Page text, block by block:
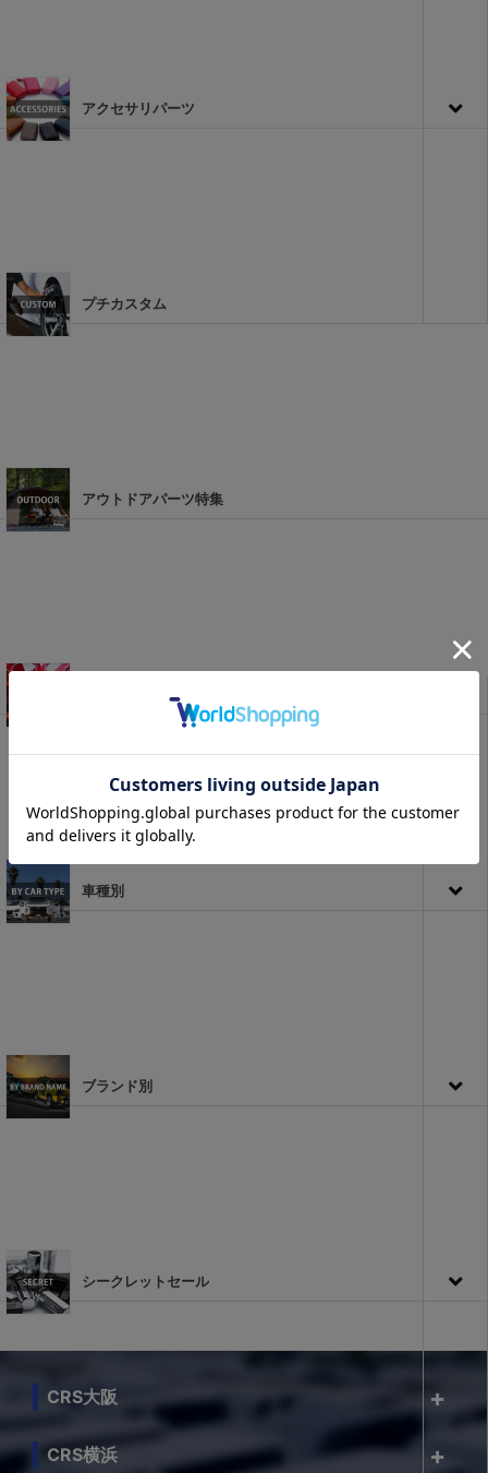
アクセサリパーツ
プチカスタム
アウトドアパーツ特集
車種別
ブランド別
シークレットセール
CRS大阪
CRS横浜